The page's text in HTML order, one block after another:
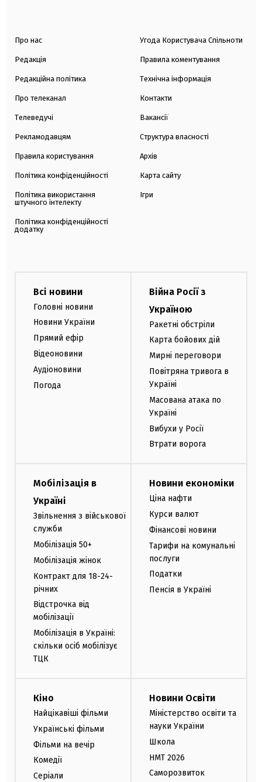
Про нас
Редакція
Редакційна політика
Про телеканал
Телеведучі
Рекламодавцям
Правила користування
Політика конфіденційності
Політика використання
штучного інтелекту
Політика конфіденційності
додатку
Угода Користувача Спільноти
Правила коментування
Технічна інформація
Контакти
Вакансії
Структура власності
Архів
Карта сайту
Ігри
Всі новини
Головні новини
Новини України
Прямий ефір
Відеоновини
Аудіоновини
Погода
Війна Росії з
Україною
Ракетні обстріли
Карта бойових дій
Мирні переговори
Повітряна тривога в
Україні
Масована атака по
Україні
Вибухи у Росії
Втрати ворога
Мобілізація в
Україні
Звільнення з військової
служби
Мобілізація 50+
Мобілізація жінок
Контракт для 18-24-
річних
Відстрочка від
мобілізації
Мобілізація в Україні:
скільки осіб мобілізує
ТЦК
Новини економіки
Ціна нафти
Курси валют
Фінансові новини
Тарифи на комунальні
послуги
Податки
Пенсія в Україні
Кіно
Найцікавіші фільми
Українські фільми
Фільми на вечір
Комедії
Серіали
Новини Освіти
Міністерство освіти та
науки України
Школа
НМТ 2026
Саморозвиток